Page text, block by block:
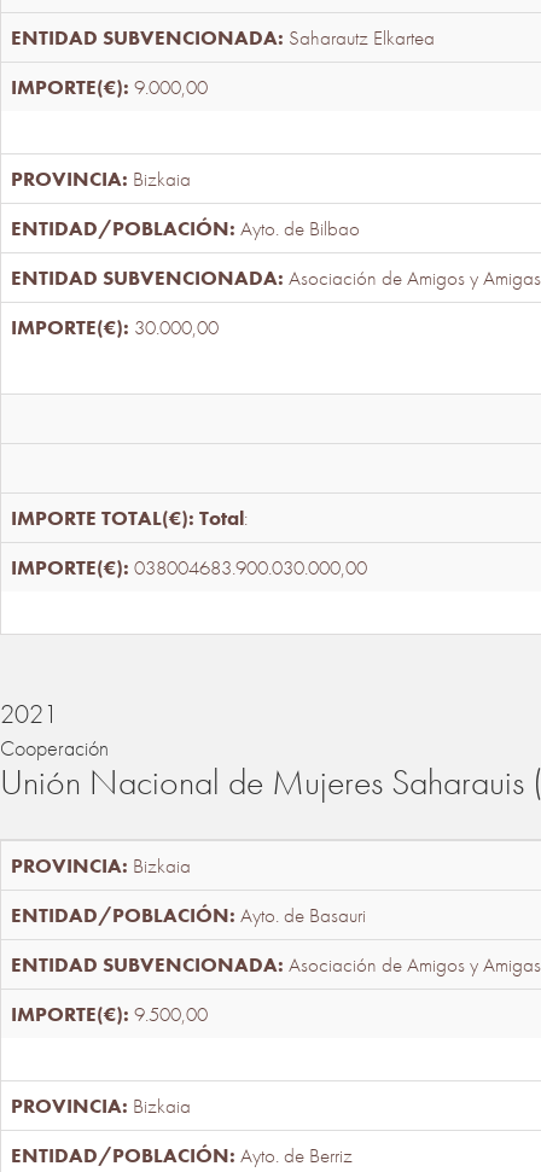
Saharautz Elkartea
9.000,00
Bizkaia
Ayto. de Bilbao
Asociación de Amigos y
30.000,00
Total:
038004683.900.030.000,00
2021
Cooperación
Unión Nacional de Mujeres
Bizkaia
Ayto. de Basauri
Asociación de Amigos y
9.500,00
Bizkaia
Ayto. de Berriz